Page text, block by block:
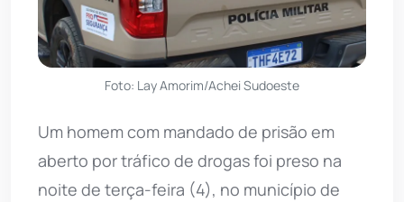
Foto: Lay Amorim/Achei Sudoeste
Um homem com mandado de prisão em
aberto por tráfico de drogas foi preso na
noite de terça-feira (4), no município de